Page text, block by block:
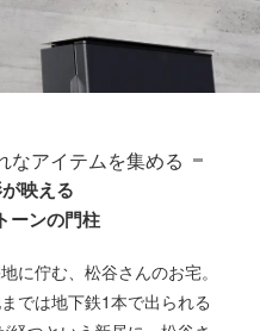
なアイテムを集める
映える
ーンの門柱
に佇む、松谷さんのお宅。
では地下鉄1本で出られる